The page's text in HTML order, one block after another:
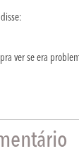
disse:
ver se era